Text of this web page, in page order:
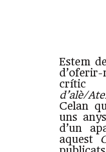
Estem
crític
d’alè/
Celan
uns
d’un
aquest